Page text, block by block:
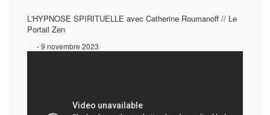
L'HYPNOSE SPIRITUELLE avec Catherine Roumanoff // Le
Portail Zen
9 novembre 2023